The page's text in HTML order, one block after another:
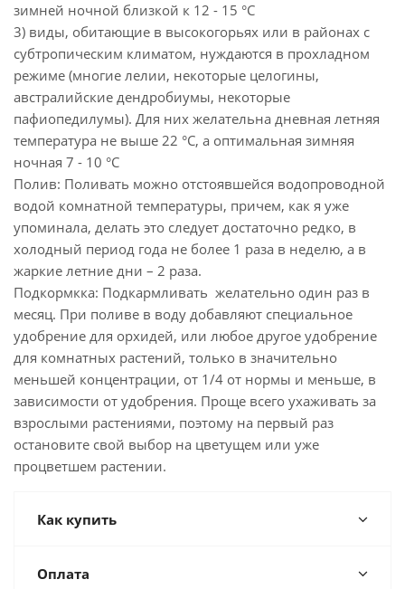
зимней ночной близкой к 12 - 15 °С
3) виды, обитающие в высокогорьях или в районах с
субтропическим климатом, нуждаются в прохладном
режиме (многие лелии, некоторые целогины,
австралийские дендробиумы, некоторые
пафиопедилумы). Для них желательна дневная летняя
температура не выше 22 °С, а оптимальная зимняя
ночная 7 - 10 °С
Полив: Поливать можно отстоявшейся водопроводной
водой комнатной температуры, причем, как я уже
упоминала, делать это следует достаточно редко, в
холодный период года не более 1 раза в неделю, а в
жаркие летние дни – 2 раза.
Подкормкка: Подкармливать желательно один раз в
месяц. При поливе в воду добавляют специальное
удобрение для орхидей, или любое другое удобрение
для комнатных растений, только в значительно
меньшей концентрации, от 1/4 от нормы и меньше, в
зависимости от удобрения. Проще всего ухаживать за
взрослыми растениями, поэтому на первый раз
остановите свой выбор на цветущем или уже
процветшем растении.
Как купить
Оплата